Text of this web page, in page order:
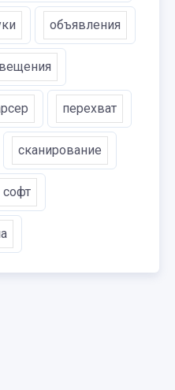
объявления
перехват
сканирование
софт